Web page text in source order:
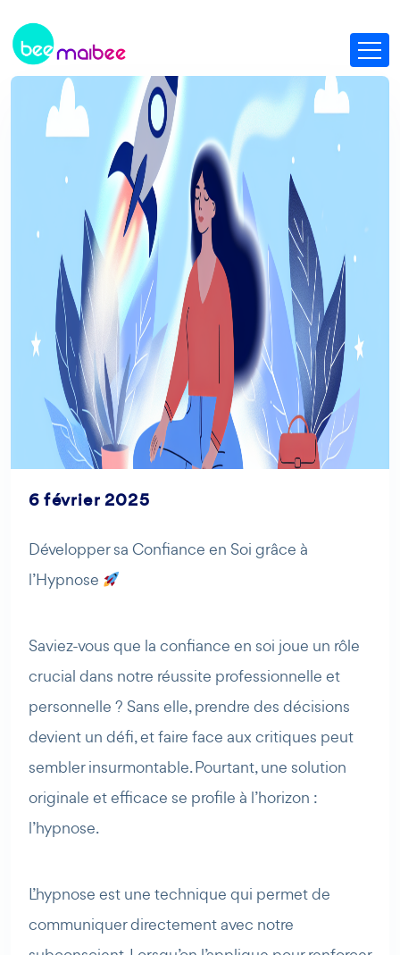
6 février 2025
Développer sa Confiance en Soi grâce à
l’Hypnose
Saviez-vous que la confiance en soi joue un rôle
crucial dans notre réussite professionnelle et
personnelle ? Sans elle, prendre des décisions
devient un défi, et faire face aux critiques peut
sembler insurmontable. Pourtant, une solution
originale et efficace se profile à l’horizon :
l’hypnose.
L’hypnose est une technique qui permet de
communiquer directement avec notre
Bonjour ! Comment puis-je vous aider aujourd'hui ? Voulez-